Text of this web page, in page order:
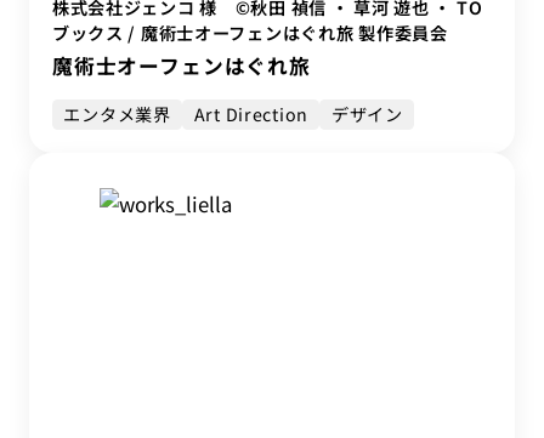
株式会社ジェンコ 様 ©秋田 禎信 ・ 草河 遊也 ・ TO
ブックス / 魔術士オーフェンはぐれ旅 製作委員会
魔術士オーフェンはぐれ旅
エンタメ業界 Art Direction デザイン